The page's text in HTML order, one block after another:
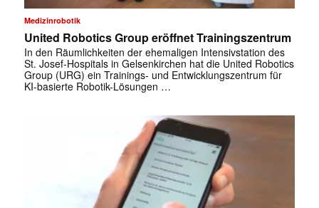
Medizinrobotik
United Robotics Group eröffnet Trainingszentrum
In den Räumlichkeiten der ehemaligen Intensivstation des
St. Josef-Hospitals in Gelsenkirchen hat die United Robotics
Group (URG) ein Trainings- und Entwicklungszentrum für
KI-basierte Robotik-Lösungen …